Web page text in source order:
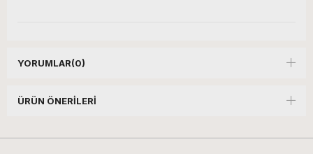
YORUMLAR(0)
ÜRÜN ÖNERILERI